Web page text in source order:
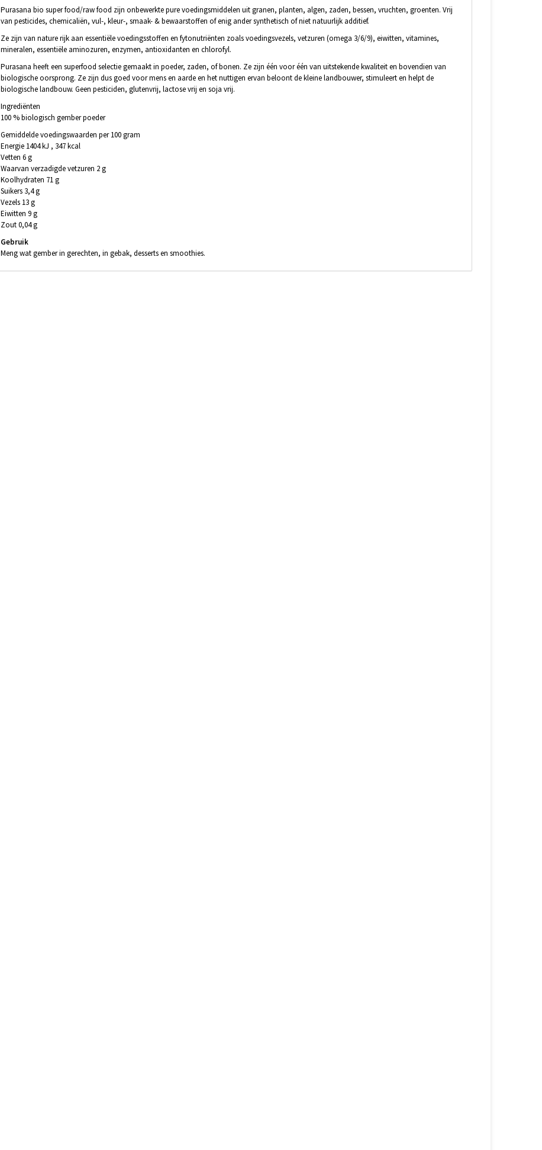
Purasana bio super food/raw food zijn onbewerkte pure voedingsmiddelen uit granen, planten, algen, zaden, bessen, vruchten, groenten. Vrij
van pesticides, chemicaliën, vul-, kleur-, smaak- & bewaarstoffen of enig ander synthetisch of niet natuurlijk additief.
Ze zijn van nature rijk aan essentiële voedingsstoffen en fytonutriënten zoals voedingsvezels, vetzuren (omega 3/6/9), eiwitten, vitamines,
mineralen, essentiële aminozuren, enzymen, antioxidanten en chlorofyl.
Purasana heeft een superfood selectie gemaakt in poeder, zaden, of bonen. Ze zijn één voor één van uitstekende kwaliteit en bovendien van
biologische oorsprong. Ze zijn dus goed voor mens en aarde en het nuttigen ervan beloont de kleine landbouwer, stimuleert en helpt de
biologische landbouw. Geen pesticiden, glutenvrij, lactose vrij en soja vrij.
Ingrediënten
100 % biologisch gember poeder
Gemiddelde voedingswaarden per 100 gram
Energie 1404 kJ , 347 kcal
Vetten 6 g
Waarvan verzadigde vetzuren 2 g
Koolhydraten 71 g
Suikers 3,4 g
Vezels 13 g
Eiwitten 9 g
Zout 0,04 g
Gebruik
Meng wat gember in gerechten, in gebak, desserts en smoothies.